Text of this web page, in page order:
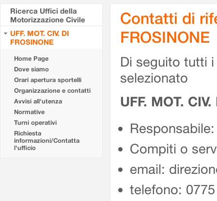
Ricerca Uffici della
Motorizzazione Civile
UFF. MOT. CIV. DI
FROSINONE
Home Page
Dove siamo
Orari apertura sportelli
Organizzazione e contatti
Avvisi all'utenza
Normative
Turni operativi
Richiesta
informazioni/Contatta
l'ufficio
Contatti di
FROSINONE
Di seguito tutti
selezionato
UFF. MOT.
Compiti o
email:
telefono: